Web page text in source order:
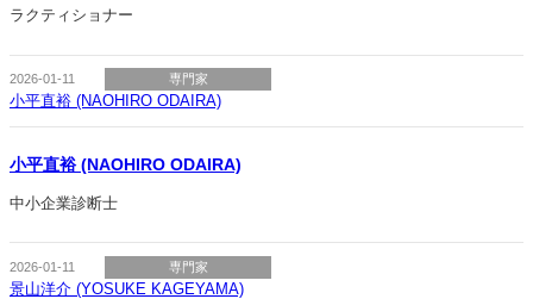
ラクティショナー
2026-01-11 専門家
小平直裕 (NAOHIRO ODAIRA)
小平直裕 (NAOHIRO ODAIRA)
中小企業診断士
2026-01-11 専門家
景山洋介 (YOSUKE KAGEYAMA)